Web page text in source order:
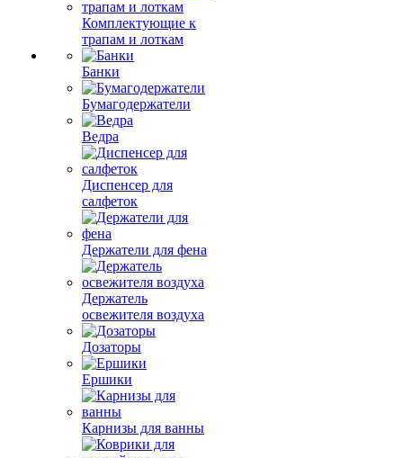
Комплектующие к
трапам и лоткам
Банки
Бумагодержатели
Ведра
Диспенсер для
салфеток
Держатели для фена
Держатель
освежителя воздуха
Дозаторы
Ершики
Карнизы для ванны